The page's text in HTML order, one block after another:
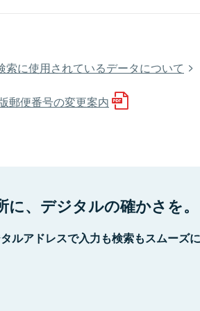
索に使用されているデータについて
郵便番号の変更案内
に、デジタルの確かさを。
ルアドレスで入力も検索もスムーズ